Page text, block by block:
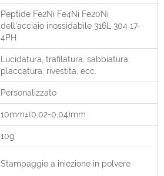
Peptide Fe2Ni Fe4Ni Fe20Ni
dell'acciaio inossidabile 316L 304 17-
4PH
Lucidatura, trafilatura, sabbiatura,
placcatura, rivestita, ecc.
Personalizzato
10mm±(0,02-0,04)mm
10g
Stampaggio a iniezione in polvere